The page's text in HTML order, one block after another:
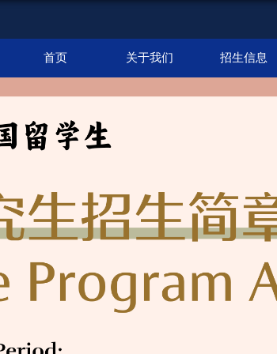
首页 关于我们 招生信息